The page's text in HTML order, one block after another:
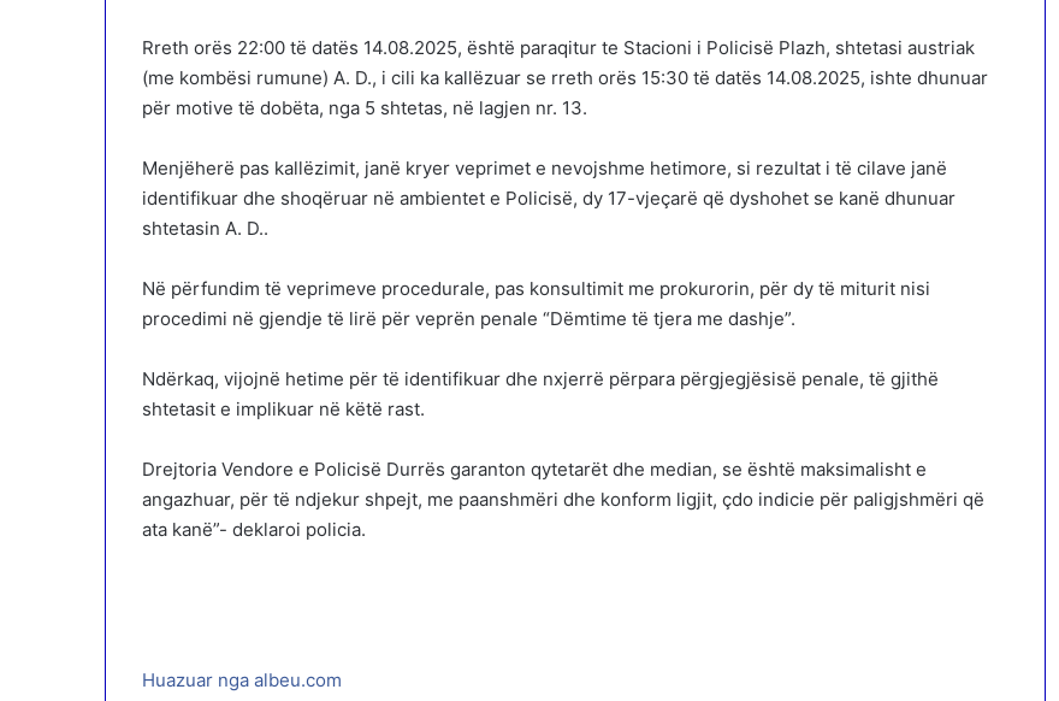
Rreth orës 22:00 të datës 14.08.2025, është paraqitur te Stacioni i Policisë Plazh, shtetasi austriak
(me kombësi rumune) A. D., i cili ka kallëzuar se rreth orës 15:30 të datës 14.08.2025, ishte dhunuar
për motive të dobëta, nga 5 shtetas, në lagjen nr. 13.
Menjëherë pas kallëzimit, janë kryer veprimet e nevojshme hetimore, si rezultat i të cilave janë
identifikuar dhe shoqëruar në ambientet e Policisë, dy 17-vjeçarë që dyshohet se kanë dhunuar
shtetasin A. D..
Në përfundim të veprimeve procedurale, pas konsultimit me prokurorin, për dy të miturit nisi
procedimi në gjendje të lirë për veprën penale “Dëmtime të tjera me dashje”.
Ndërkaq, vijojnë hetime për të identifikuar dhe nxjerrë përpara përgjegjësisë penale, të gjithë
shtetasit e implikuar në këtë rast.
Drejtoria Vendore e Policisë Durrës garanton qytetarët dhe median, se është maksimalisht e
angazhuar, për të ndjekur shpejt, me paanshmëri dhe konform ligjit, çdo indicie për paligjshmëri që
ata kanë”- deklaroi policia.
Huazuar nga albeu.com